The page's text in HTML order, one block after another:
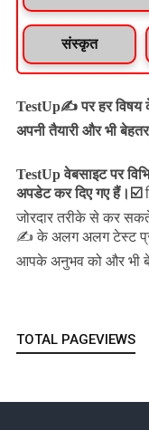
संस्कृत
TestUp✍️ पर हर
अपनी तैयारी और भी
TestUp वेबसाइट पर
अपडेट कर दिए गए हैं। ☑️
जोरदार तरीके से कर
✍️ के अलग अलग टेस्ट
आपके अनुभव को और भी
TOTAL PAGEVIEWS